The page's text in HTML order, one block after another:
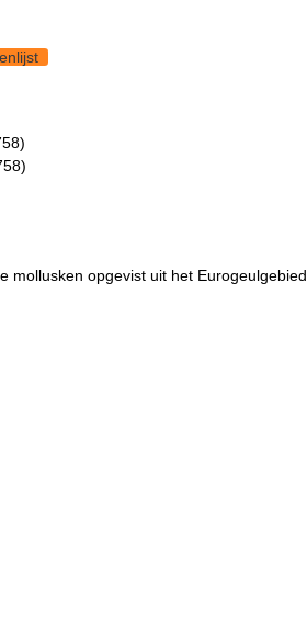
mollusken opgevist uit het Eurogeulgebied